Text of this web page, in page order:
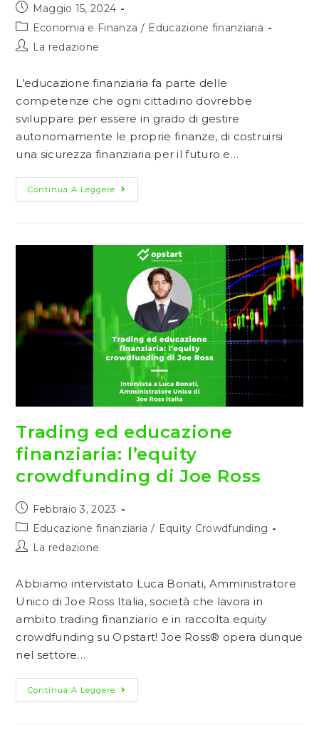
Articolo
pubblicato:
Maggio 15, 2024
Categoria
dell'articolo:
Economia e Finanza / Educazione finanziaria
AutoreLa redazione
L’educazione finanziaria fa parte delle
competenze che ogni cittadino dovrebbe
sviluppare per essere in grado di gestire
autonomamente le proprie finanze, di costruirsi
una sicurezza finanziaria per il futuro e…
Continua A Leggere Educazione
Finanziaria:
Finanza
Italiani?
Trading ed educazione
finanziaria: l’equity
crowdfunding di Joe Ross
Articolo
pubblicato:
Febbraio 3, 2023
Categoria
dell'articolo:
Educazione finanziaria / Equity Crowdfunding
AutoreLa redazione
Abbiamo intervistato Luca Bonati, Amministratore
Unico di Joe Ross Italia, società che lavora in
ambito trading finanziario e in raccolta equity
crowdfunding su Opstart! Joe Ross® opera dunque
nel settore…
Continua A Leggere Trading
Ed